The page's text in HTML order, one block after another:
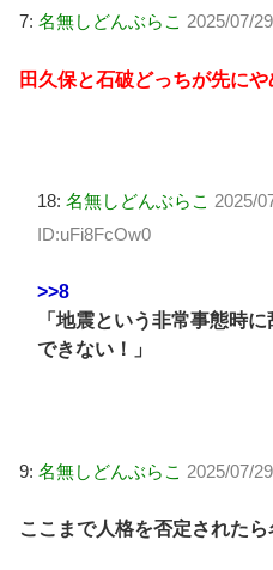
7: 名無しどんぶらこ 2025/07/
田久保と石破どっちが先にや
18: 名無しどんぶらこ 2025/
ID:uFi8FcOw0
>>8
「地震という非常事態時
できない！」
9: 名無しどんぶらこ 2025/07/
ここまで人格を否定された